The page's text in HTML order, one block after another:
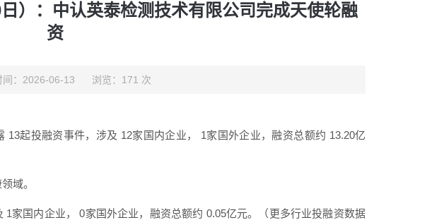
）：中认英泰检测技术有限公司完成天使轮融
资
间：2026-06-13 浏览：171 次
13起投融资事件，涉及 12家国内企业， 1家国外企业，融资总额约 13.20亿
域。
家国内企业， 0家国外企业，融资总额约 0.05亿元。（更多行业投融资数据